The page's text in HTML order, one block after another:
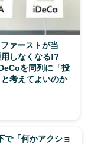
ファーストが当
しなくなる!?
を同列に「投
考えてよいのか
で「何かアクショ